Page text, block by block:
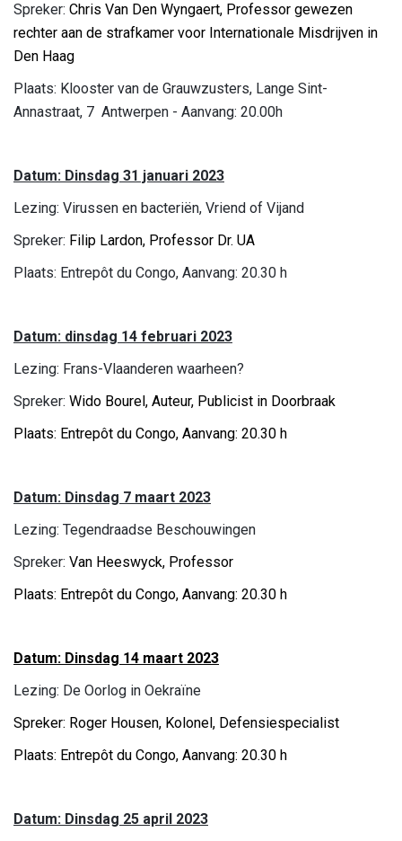
Spreker: Chris Van Den Wyngaert, Professor gewezen
rechter aan de strafkamer voor Internationale Misdrijven in
Den Haag
Plaats: Klooster van de Grauwzusters, Lange Sint-
Annastraat, 7 Antwerpen - Aanvang: 20.00h
Datum: Dinsdag 31 januari 2023
Lezing: Virussen en bacteriën, Vriend of Vijand
Spreker: Filip Lardon, Professor Dr. UA
Plaats: Entrepôt du Congo, Aanvang: 20.30 h
Datum: dinsdag 14 februari 2023
Lezing: Frans-Vlaanderen waarheen?
Spreker: Wido Bourel, Auteur, Publicist in Doorbraak
Plaats: Entrepôt du Congo, Aanvang: 20.30 h
Datum: Dinsdag 7 maart 2023
Lezing: Tegendraadse Beschouwingen
Spreker: Van Heeswyck, Professor
Plaats: Entrepôt du Congo, Aanvang: 20.30 h
Datum: Dinsdag 14 maart 2023
Lezing: De Oorlog in Oekraïne
Spreker: Roger Housen, Kolonel, Defensiespecialist
Plaats: Entrepôt du Congo, Aanvang: 20.30 h
Datum: Dinsdag 25 april 2023